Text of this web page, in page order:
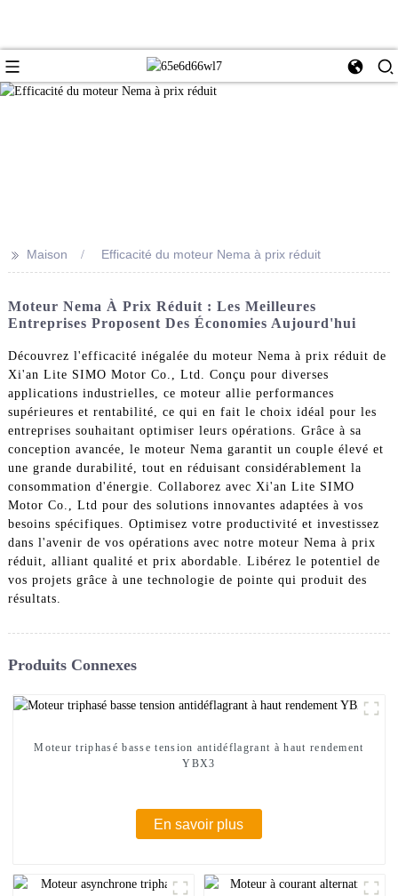
>> Maison Efficacité du moteur Nema à prix réduit
Moteur Nema À Prix Réduit : Les Meilleures
Entreprises Proposent Des Économies Aujourd'hui
Découvrez l'efficacité inégalée du moteur Nema à prix réduit de
Xi'an Lite SIMO Motor Co., Ltd. Conçu pour diverses
applications industrielles, ce moteur allie performances
supérieures et rentabilité, ce qui en fait le choix idéal pour les
entreprises souhaitant optimiser leurs opérations. Grâce à sa
conception avancée, le moteur Nema garantit un couple élevé et
une grande durabilité, tout en réduisant considérablement la
consommation d'énergie. Collaborez avec Xi'an Lite SIMO
Motor Co., Ltd pour des solutions innovantes adaptées à vos
besoins spécifiques. Optimisez votre productivité et investissez
dans l'avenir de vos opérations avec notre moteur Nema à prix
réduit, alliant qualité et prix abordable. Libérez le potentiel de
vos projets grâce à une technologie de pointe qui produit des
résultats.
Produits Connexes
Moteur triphasé basse tension antidéflagrant à haut rendement
YBX3
En savoir plus